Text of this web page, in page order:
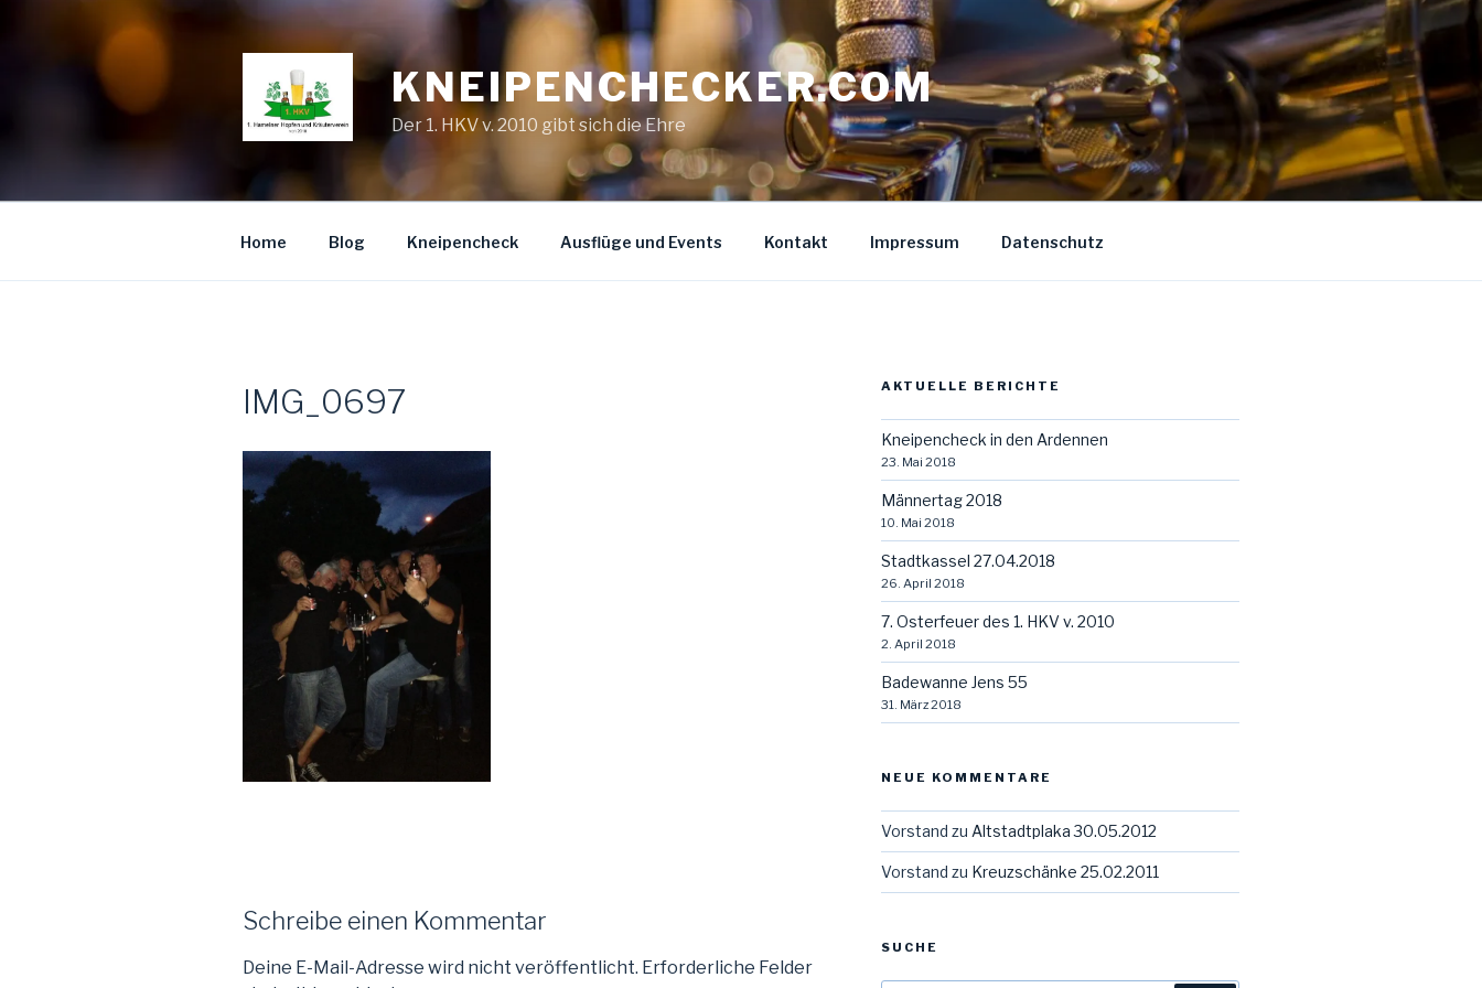
KNEIPENCHECKER.COM
Der 1. HKV v. 2010 gibt sich die Ehre
Home Blog Kneipencheck Ausflüge und Events Kontakt Impressum Datenschutz
IMG_0697
Schreibe einen Kommentar
Deine E-Mail-Adresse wird nicht veröffentlicht. Erforderliche Felder
AKTUELLE BERICHTE
Kneipencheck in den Ardennen
23. Mai 2018
Männertag 2018
10. Mai 2018
Stadtkassel 27.04.2018
26. April 2018
7. Osterfeuer des 1. HKV v. 2010
2. April 2018
Badewanne Jens 55
31. März 2018
NEUE KOMMENTARE
Vorstand zu Altstadtplaka 30.05.2012
Vorstand zu Kreuzschänke 25.02.2011
SUCHE